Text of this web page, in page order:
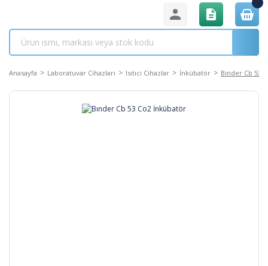
Anasayfa Laboratuvar Cihazları Isıtıcı Cihazlar İnkübatör Bınder Cb 53